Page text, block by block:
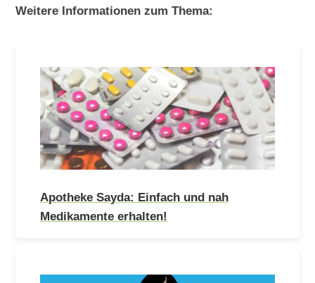
Weitere Informationen zum Thema:
Apotheke Sayda: Einfach und nah
Medikamente erhalten!